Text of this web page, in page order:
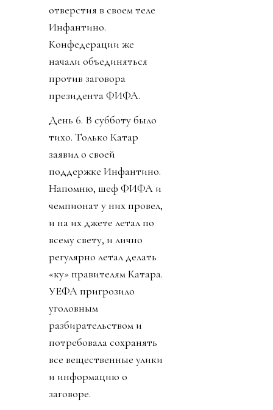
отверстия в своем теле
Инфантино.
Конфедерации же
начали объединяться
против заговора
президента ФИФА.
День 6. В субботу было
тихо. Только Катар
заявил о своей
поддержке Инфантино.
Напомню, шеф ФИФА и
чемпионат у них провел,
и на их джете летал по
всему свету, и лично
регулярно летал делать
«ку» правителям Катара.
УЕФА пригрозило
уголовным
разбирательством и
потребовала сохранять
все вещественные улики
и информацию о
заговоре.